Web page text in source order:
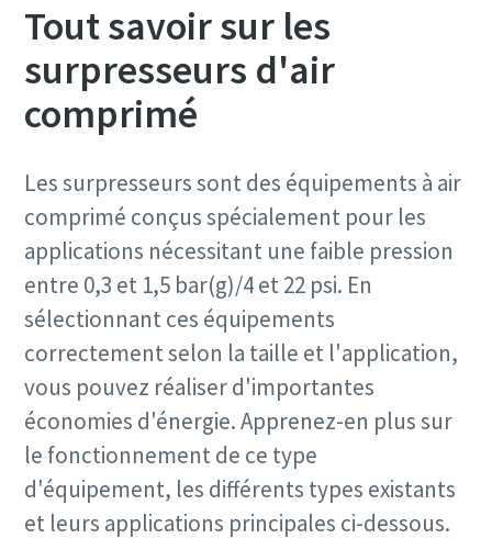
Tout savoir sur les
surpresseurs d'air
comprimé
Les surpresseurs sont des équipements à air
comprimé conçus spécialement pour les
applications nécessitant une faible pression
entre 0,3 et 1,5 bar(g)/4 et 22 psi. En
sélectionnant ces équipements
correctement selon la taille et l'application,
vous pouvez réaliser d'importantes
économies d'énergie. Apprenez-en plus sur
le fonctionnement de ce type
d'équipement, les différents types existants
et leurs applications principales ci-dessous.